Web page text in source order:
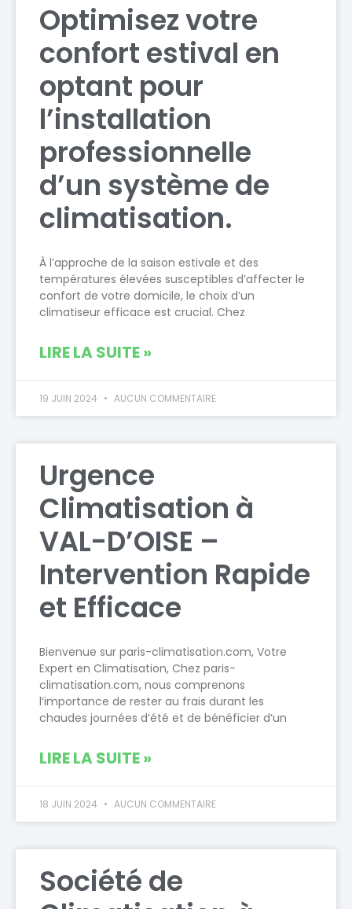
Optimisez votre
confort estival en
optant pour
l’installation
professionnelle
d’un système de
climatisation.
À l’approche de la saison estivale et des
températures élevées susceptibles d’affecter le
confort de votre domicile, le choix d’un
climatiseur efficace est crucial. Chez
LIRE LA SUITE »
19 JUIN 2024 AUCUN COMMENTAIRE
Urgence
Climatisation à
VAL-D’OISE –
Intervention Rapide
et Efficace
Bienvenue sur paris-climatisation.com, Votre
Expert en Climatisation, Chez paris-
climatisation.com, nous comprenons
l’importance de rester au frais durant les
chaudes journées d’été et de bénéficier d’un
LIRE LA SUITE »
18 JUIN 2024 AUCUN COMMENTAIRE
Société de